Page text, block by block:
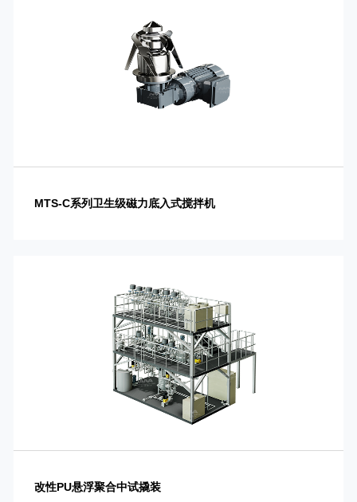
MTS-C系列卫生级磁力底入式搅拌机
改性PU悬浮聚合中试撬装